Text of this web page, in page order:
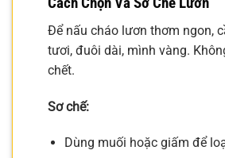
Để nấu cháo lươn thơm ngon,
tươi, đuôi dài, mình vàng.
chết.
Sơ chế:
Dùng muối hoặc giấm để